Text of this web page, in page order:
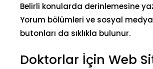
Belirli konularda derinlemesine
Yorum bölümleri ve sosyal
butonları da sıklıkla bulunur.
Doktorlar İçin Web